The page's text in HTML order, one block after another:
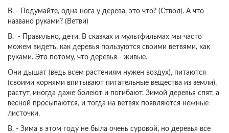
В. - Подумайте, одна нога у дерева, это что? (Ствол). А что
названо руками? (Ветви)
В. - Правильно, дети. В сказках и мультфильмах мы часто
можем видеть, как деревья пользуются своими ветвями, как
руками. Это потому, что деревья - живые.
Они дышат (ведь всем растениям нужен воздух), питаются
(своими корнями впитывают питательные вещества из земли),
растут, иногда даже болеют и погибают. Зимой деревья спят, а
весной просыпаются, и тогда на ветвях появляются нежные
листочки.
В. - Зима в этом году не была очень суровой, но деревья все